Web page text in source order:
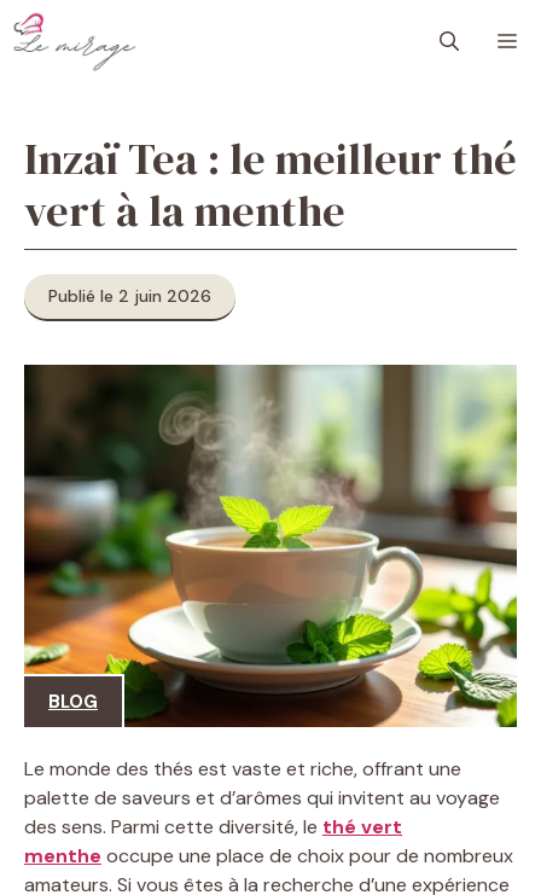
Aller
au
Inzaï Tea : le meilleur thé
vert à la menthe
Publié le 2 juin 2026
BLOG
Le monde des thés est vaste et riche, offrant une
palette de saveurs et d’arômes qui invitent au voyage
des sens. Parmi cette diversité, le thé vert
menthe occupe une place de choix pour de nombreux
amateurs. Si vous êtes à la recherche d’une expérience